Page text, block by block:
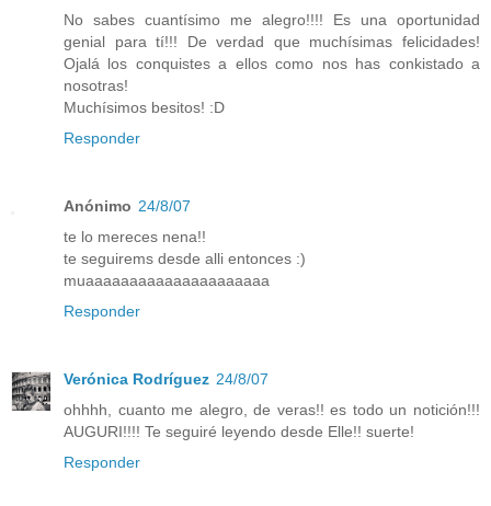
No sabes cuantísimo me alegro!!!! Es una oportunidad
genial para tí!!! De verdad que muchísimas felicidades!
Ojalá los conquistes a ellos como nos has conkistado a
nosotras!
Muchísimos besitos! :D
Responder
Anónimo 24/8/07
te lo mereces nena!!
te seguirems desde alli entonces :)
muaaaaaaaaaaaaaaaaaaaaa
Responder
Verónica Rodríguez 24/8/07
ohhhh, cuanto me alegro, de veras!! es todo un notición!!!
AUGURI!!!! Te seguiré leyendo desde Elle!! suerte!
Responder